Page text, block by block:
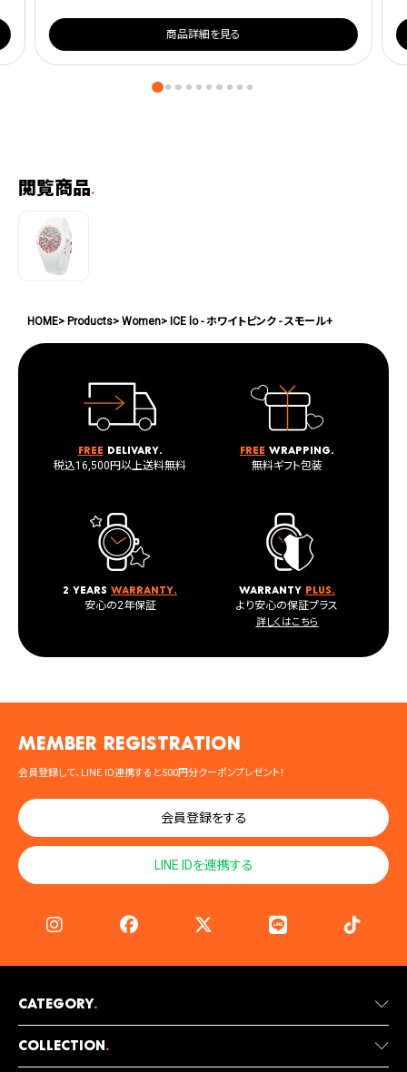
商品詳細を見る
閲覧商品.
HOME Products Women ICE lo - ホワイトピンク - スモール+
Free delivary.
税込16,500円以上送料無料
Free wrapping.
無料ギフト包装
2 years warranty.
安心の2年保証
warranty plus.
より安心の保証プラス
詳しくはこちら
MEMBER registration
会員登録して、LINE ID連携すると500円分クーポンプレゼント！
会員登録をする
LINE IDを連携する
Category.
Collection.